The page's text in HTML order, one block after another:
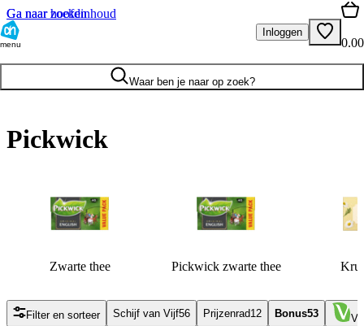
Ga naar hoofdinhoud
Ga naar zoeken
menu
Inloggen
0.00
Waar ben je naar op zoek?
Pickwick
Zwarte thee Pickwick zwarte thee
Filter en sorteer Schijf van Vijf56 Prijzenrad12 Bonus53